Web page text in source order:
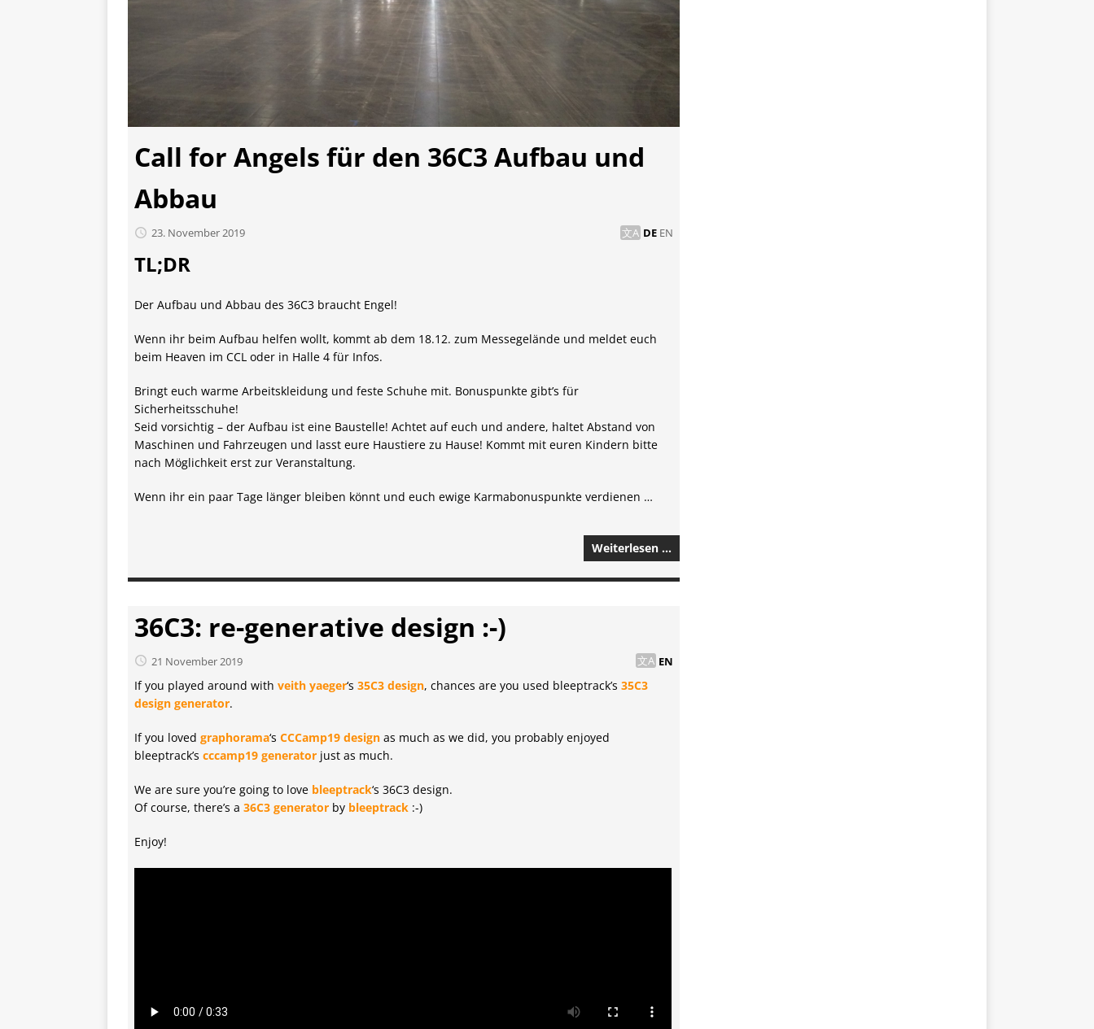
Call for Angels für den 36C3 Aufbau und
Abbau
23. November 2019 DE EN
TL;DR
Der Aufbau und Abbau des 36C3 braucht Engel!
Wenn ihr beim Aufbau helfen wollt, kommt ab dem 18.12. zum Messegelände und meldet euch
beim Heaven im CCL oder in Halle 4 für Infos.
Bringt euch warme Arbeitskleidung und feste Schuhe mit. Bonuspunkte gibt’s für
Sicherheitsschuhe!
Seid vorsichtig – der Aufbau ist eine Baustelle! Achtet auf euch und andere, haltet Abstand von
Maschinen und Fahrzeugen und lasst eure Haustiere zu Hause! Kommt mit euren Kindern bitte
nach Möglichkeit erst zur Veranstaltung.
Wenn ihr ein paar Tage länger bleiben könnt und euch ewige Karmabonuspunkte verdienen …
Weiterlesen …
36C3: re-generative design :-)
21 November 2019 EN
If you played around with veith yaeger‘s 35C3 design, chances are you used bleeptrack’s 35C3
design generator.
If you loved graphorama‘s CCCamp19 design as much as we did, you probably enjoyed
bleeptrack’s cccamp19 generator just as much.
We are sure you’re going to love bleeptrack‘s 36C3 design.
Of course, there’s a 36C3 generator by bleeptrack :-)
Enjoy!